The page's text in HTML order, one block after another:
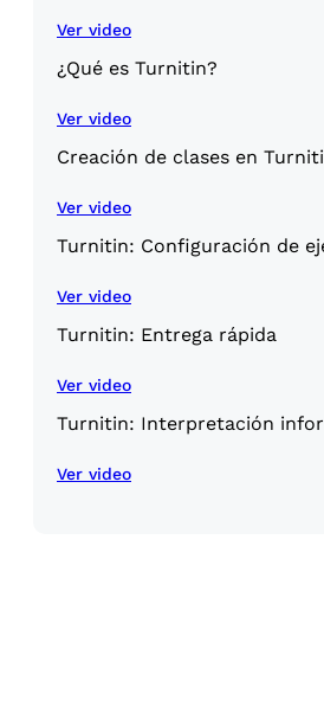
Ver video
¿Qué es Turnitin?
Ver video
Creación de clases en
Ver video
Turnitin: Configuración de
Ver video
Turnitin: Entrega rápida
Ver video
Turnitin: Interpretación
Ver video